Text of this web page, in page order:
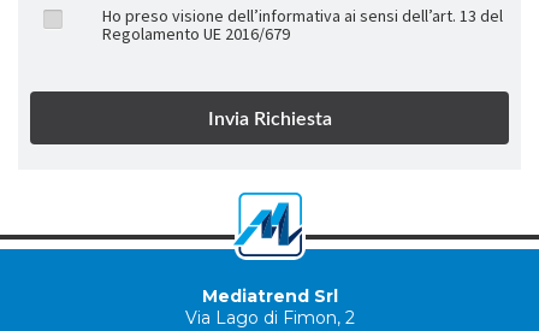
Ho preso visione dell’informativa ai sensi dell’art. 13 del
Regolamento UE 2016/679
Mediatrend Srl
Via Lago di Fimon, 2